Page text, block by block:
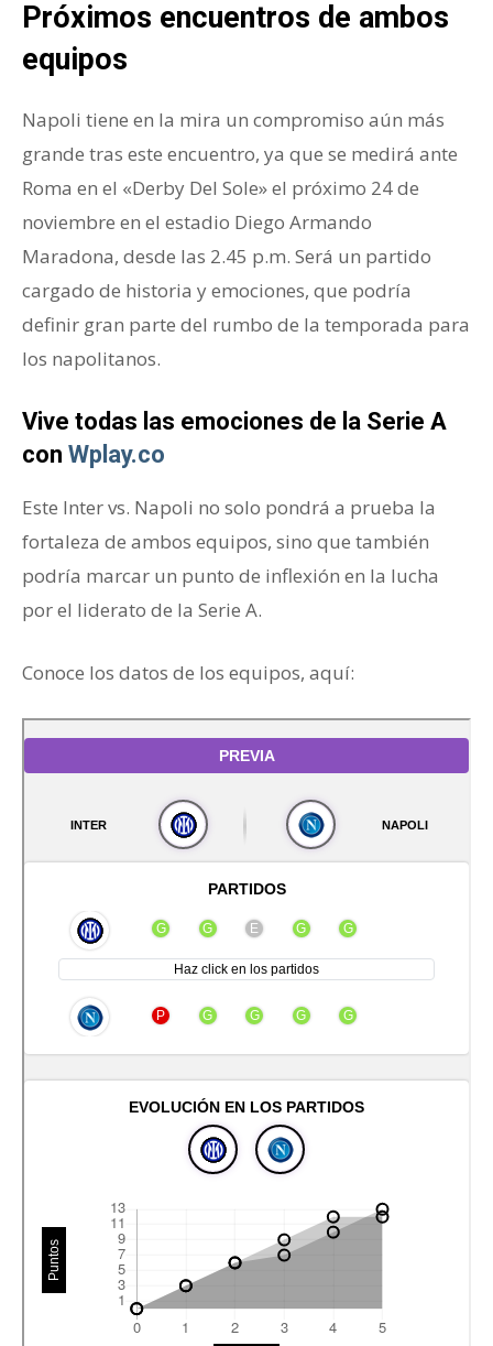
Próximos encuentros de ambos
equipos
Napoli tiene en la mira un compromiso aún más
grande tras este encuentro, ya que se medirá ante
Roma en el «Derby Del Sole» el próximo 24 de
noviembre en el estadio Diego Armando
Maradona, desde las 2.45 p.m. Será un partido
cargado de historia y emociones, que podría
definir gran parte del rumbo de la temporada para
los napolitanos.
Vive todas las emociones de la Serie A
con Wplay.co
Este Inter vs. Napoli no solo pondrá a prueba la
fortaleza de ambos equipos, sino que también
podría marcar un punto de inflexión en la lucha
por el liderato de la Serie A.
Conoce los datos de los equipos, aquí: